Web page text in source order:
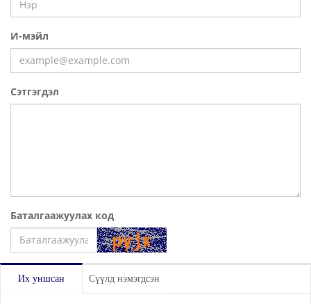
И-мэйл
Сэтгэгдэл
Баталгаажуулах код
Их уншсан Сүүлд нэмэгдсэн